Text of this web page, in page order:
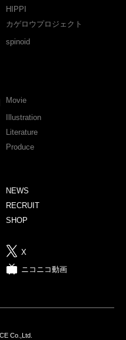
HIPPI
カゲロウプロジェクト
spinoid
Movie
Illustration
Literature
Produce
NEWS
RECRUIT
SHOP
X
ニコニコ動画
Co.,Ltd.